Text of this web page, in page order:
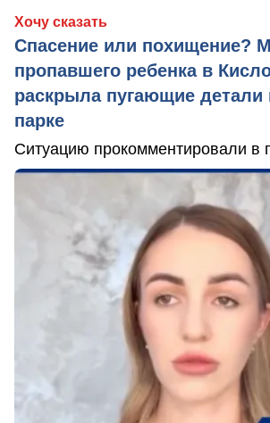
Хочу сказать
Спасение или похищение?
пропавшего ребенка в
раскрыла пугающие детали
парке
Ситуацию прокомментировали в